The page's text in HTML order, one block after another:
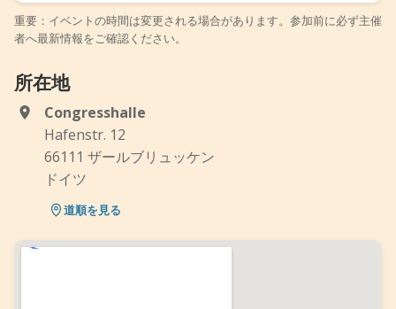
重要：イベントの時間は変更される場合があります。参加前に必ず主催
者へ最新情報をご確認ください。
所在地
Congresshalle
Hafenstr. 12
66111 ザールブリュッケン
ドイツ
道順を見る